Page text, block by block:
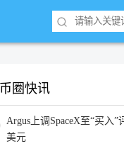
币圈快讯
Argus上调SpaceX至“买入”
美元